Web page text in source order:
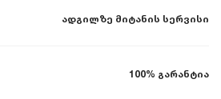
ადგილზე მიტანის სერვისი
100% გარანტია